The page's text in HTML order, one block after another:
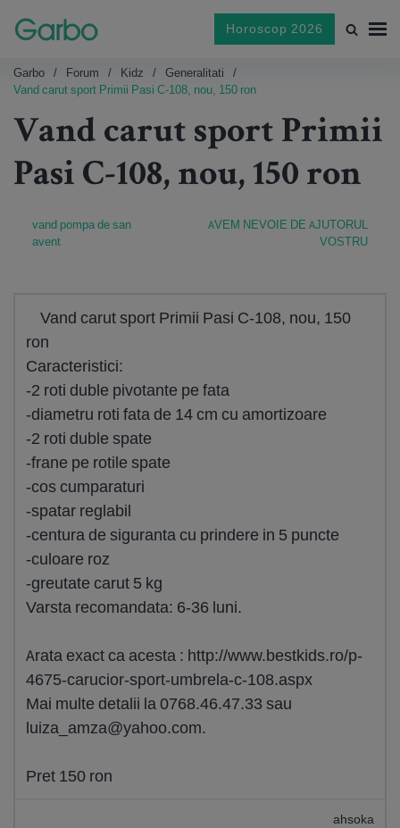
Horoscop 2026
Garbo Forum Kidz
Generalitati
Vand carut sport Primii Pasi C-108, nou, 150 ron
Vand carut sport Primii
Pasi C-108, nou, 150 ron
vand pompa de san
avent
AVEM NEVOIE DE AJUTORUL
VOSTRU
Vand carut sport Primii Pasi C-108, nou, 150
ron
Caracteristici:
-2 roti duble pivotante pe fata
-diametru roti fata de 14 cm cu amortizoare
-2 roti duble spate
-frane pe rotile spate
-cos cumparaturi
-spatar reglabil
-centura de siguranta cu prindere in 5 puncte
-culoare roz
-greutate carut 5 kg
Varsta recomandata: 6-36 luni.
Arata exact ca acesta : http://www.bestkids.ro/p-
4675-carucior-sport-umbrela-c-108.aspx
Mai multe detalii la 0768.46.47.33 sau
luiza_amza@yahoo.com.
Pret 150 ron
ahsoka